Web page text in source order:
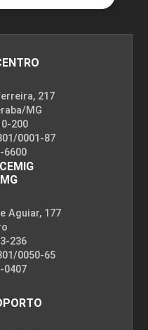
Produtos e
Conceito
217
MG
200
0001-87
6600
Aguiar, 177
236
0050-65
0407